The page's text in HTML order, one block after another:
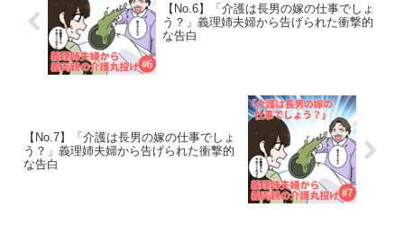
【No.6】「介護は長男の嫁の仕事でしょ
う？」義理姉夫婦から告げられた衝撃的
な告白
【No.7】「介護は長男の嫁の仕事でしょ
う？」義理姉夫婦から告げられた衝撃的
な告白